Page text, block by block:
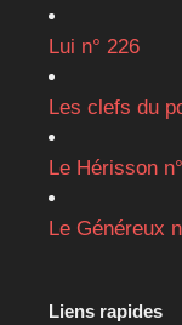
Lui n° 226
Les clefs du
Le Hérisson
Le Généreux
Liens rapides